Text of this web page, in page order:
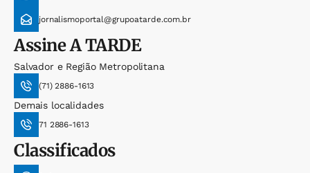
jornalismoportal@grupoatarde.com.br
AssineA TARDE
Salvador e Região Metropolitana
(71) 2886-1613
Demais localidades
71 2886-1613
Classificados